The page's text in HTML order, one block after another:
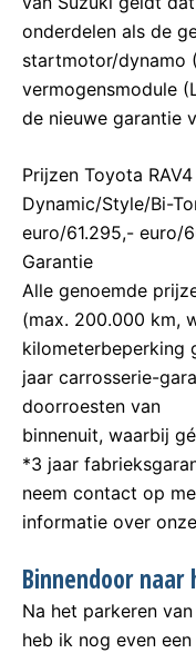
onderdelen als de
startmotor/dynamo
vermogensmodule
de nieuwe garantie
Prijzen Toyota
Dynamic/Style/Bi-
euro/61.295,- euro/
Garantie
Alle genoemde
(max. 200.000 km,
kilometerbeperking
jaar carrosserie-
doorroesten van
binnenuit, waarbij
*3 jaar
neem contact op
informatie over
Binnendoor naar
Na het parkeren
heb ik nog even